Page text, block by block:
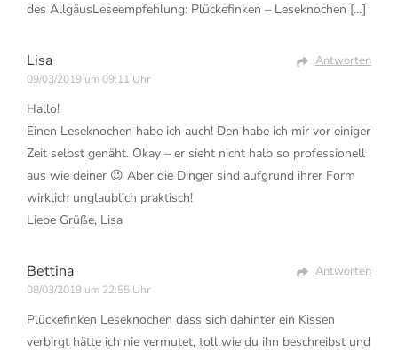
des AllgäusLeseempfehlung: Plückefinken – Leseknochen […]
Lisa
09/03/2019 um 09:11 Uhr
Antworten
Hallo!
Einen Leseknochen habe ich auch! Den habe ich mir vor einiger
Zeit selbst genäht. Okay – er sieht nicht halb so professionell
aus wie deiner 😉 Aber die Dinger sind aufgrund ihrer Form
wirklich unglaublich praktisch!
Liebe Grüße, Lisa
Bettina
08/03/2019 um 22:55 Uhr
Antworten
Plückefinken Leseknochen dass sich dahinter ein Kissen
verbirgt hätte ich nie vermutet, toll wie du ihn beschreibst und